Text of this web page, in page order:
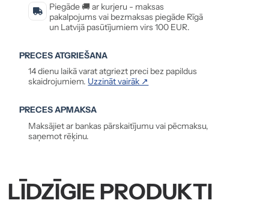
Piegāde 🚚 ar kurjeru - maksas
pakalpojums vai bezmaksas piegāde Rīgā
un Latvijā pasūtījumiem virs 100 EUR.
PRECES ATGRIEŠANA
14 dienu laikā varat atgriezt preci bez papildus
skaidrojumiem. Uzzināt vairāk ↗
PRECES APMAKSA
Maksājiet ar bankas pārskaitījumu vai pēcmaksu,
saņemot rēķinu.
LĪDZĪGIE PRODUKTI